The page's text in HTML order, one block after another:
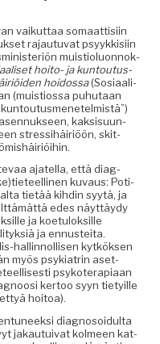
vaikut­taa somaat­tisi­in
rajau­tu­vat psyykkisi­in
muis­ti­olu­on­nok­
hoito- ja kuntou­tus­
hoi­dos­sa(Sosi­aali-
(muis­tios­sa puhutaan
kak­sisu­un­
stres­si­häir­iöön, skit­
ajatel­la, että diag­
kuvaus: Poti­
tietää kihdin syytä, ja
edes näyt­täy­dy
ja koe­tu­lok­sille
ja ennustei­ta.
hallinnol­lisen kytkök­sen
myös psyki­a­trin aset­
psykoter­api­aan
ker­too syyn tiety­ille
hoitoa).
diag­nosoidul­ta
jakau­tu­i­v­at kolmeen kat­